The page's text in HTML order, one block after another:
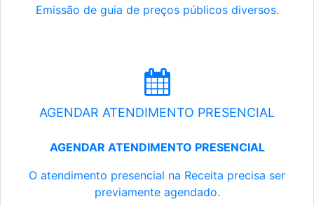
Emissão de guia de preços públicos diversos.
AGENDAR ATENDIMENTO PRESENCIAL
AGENDAR ATENDIMENTO PRESENCIAL
O atendimento presencial na Receita precisa ser
previamente agendado.